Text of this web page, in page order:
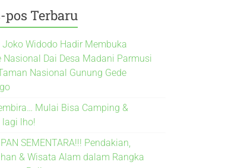
pos Terbaru
Joko Widodo Hadir Membuka
Nasional Dai Desa Madani Parmusi
Nasional Gunung Gede
Mulai Bisa Camping &
lagi lho!
SEMENTARA!!! Pendakian,
& Wisata Alam dalam Rangka